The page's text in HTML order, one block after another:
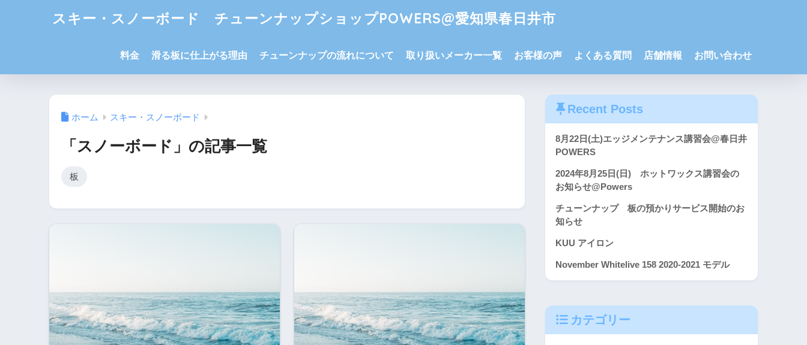
スキー・スノーボード チューンナップショップPOWERS@愛知県春日井市
料金 滑る板に仕上がる理由 チューンナップの流れについて 取り扱いメーカー一覧 お客様の声 よくある質問 店舗情報 お問い合わせ
ホーム スキー・スノーボード
「スノーボード」の記事一覧
板
Recent Posts
8月22日(土)エッジメンテナンス講習会@春日井
POWERS
2024年8月25日(日) ホットワックス講習会の
お知らせ@Powers
チューンナップ 板の預かりサービス開始のお
知らせ
KUU アイロン
November Whitelive 158 2020-2021 モデル
カテゴリー